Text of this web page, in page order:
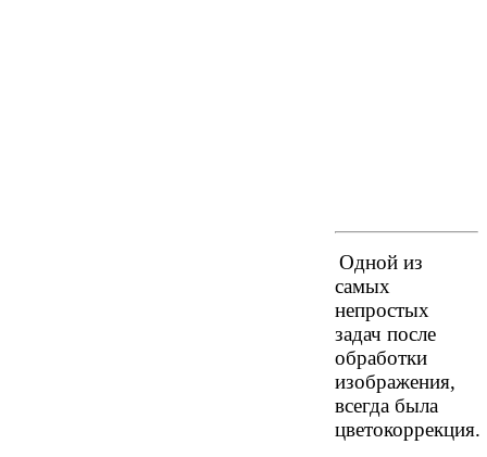
Одной из
самых
непростых
задач после
обработки
изображения,
всегда была
цветокоррекция.